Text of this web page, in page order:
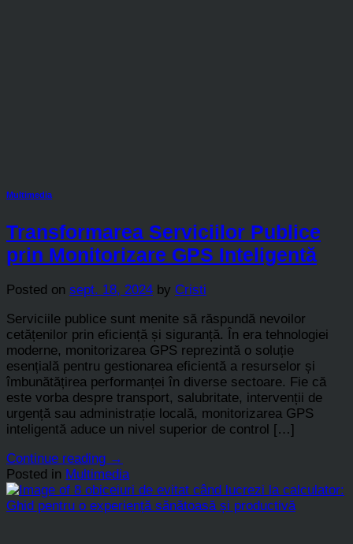
Multimedia
Transformarea Serviciilor Publice
prin Monitorizare GPS Inteligentă
Posted on sept. 18, 2024 by Cristi
Serviciile publice sunt menite să răspundă nevoilor
cetățenilor prin eficiență și siguranță. În era tehnologiei
moderne, monitorizarea GPS reprezintă o soluție
esențială pentru gestionarea eficientă a resurselor și
îmbunătățirea performanței în diverse sectoare. Fie că
este vorba despre transport, salubritate, intervenții de
urgență sau administrație locală, monitorizarea GPS
inteligentă aduce un nivel superior de control […]
Continue reading →
Posted in Multimedia